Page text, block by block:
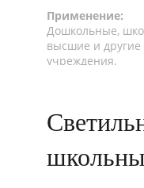
Применение:
Дошкольные,
высшие и другие
учреждения.
стали с
Монтаж
‣ Монтируется